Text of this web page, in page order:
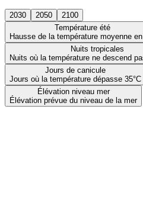
2030 2050
2100
Température été
Hausse de la température moyenne
Nuits tropicales
Nuits où la température ne descend
Jours de canicule
Jours où la température dépasse 35°C
Élévation niveau mer
Élévation prévue du niveau de la mer